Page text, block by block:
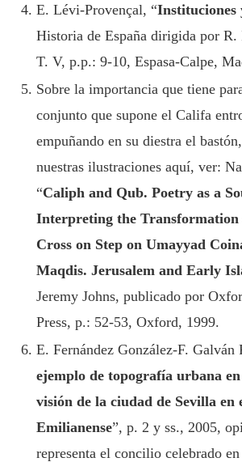
E. Lévi-Provençal, “Instituciones
Historia de España dirigida por R.
T. V, p.p.: 9-10, Espasa-Calpe,
Sobre la importancia que tiene
conjunto que supone el Califa
empuñando en su diestra el
nuestras ilustraciones aquí, ver:
“Caliph and Qub. Poetry as a
Interpreting the Transformation
Cross on Step on Umayyad
Maqdis. Jerusalem and Early
Jeremy Johns, publicado por
Press, p.: 52-53, Oxford, 1999.
E. Fernández González-F. Galván
ejemplo de topografía urbana
visión de la ciudad de Sevilla en
Emilianense”, p. 2 y ss., 2005,
representa el concilio celebrado